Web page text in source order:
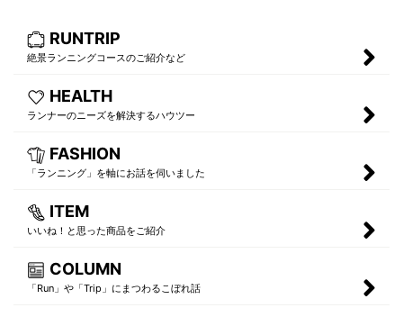
RUNTRIP
絶景ランニングコースのご紹介など
HEALTH
ランナーのニーズを解決するハウツー
FASHION
「ランニング」を軸にお話を伺いました
ITEM
いいね！と思った商品をご紹介
COLUMN
「Run」や「Trip」にまつわるこぼれ話